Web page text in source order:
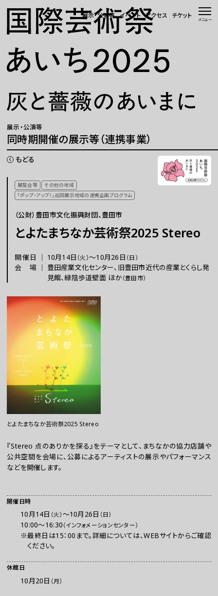
展示・公演等 イベント アクセス チケット メニュー
ニュース 一覧
WEBマガジン
展示・公演等
イベント
チケット
ラーニング
さらに楽しむ
WEBマガジン
お問い合わせ
展示・公演等
同時期開催の展示等（連携事業）
もどる
展覧会等
その他の地域
「ポップ・アップ！」巡回展示地域の連携企画プログラム
（公財）豊田市文化振興財団、豊田市
とよたまちなか芸術祭2025 Stereo
開催日 10月14日 （火）〜10月26日 （日）
会場
豊田産業文化センター、旧豊田市近代の産業とくらし発
見館、緑陰歩道壁面 ほか（豊田市）
とよたまちなか芸術祭2025 Stereo
『Stereo 点のありかを探る』をテーマとして、まちなかの協力店舗や
公共空間を会場に、公募によるアーティストの展示やパフォーマンス
などを開催します。
開催日時
10月14日 （火）〜10月26日 （日）
10:00～16:30（インフォメーションセンター）
※最終日は15：00まで。詳細については、WEBサイトからご確認
ください。
休館日
10月20日 （月）